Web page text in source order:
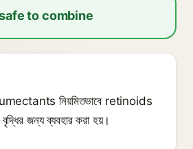
to combine
নিয়মিতভাবে retinoids
জন্য ব্যবহার করা হয়।